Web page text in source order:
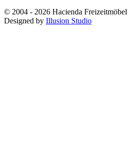
© 2004 - 2026 Hacienda Freizeitmöbel
Designed by Illusion Studio